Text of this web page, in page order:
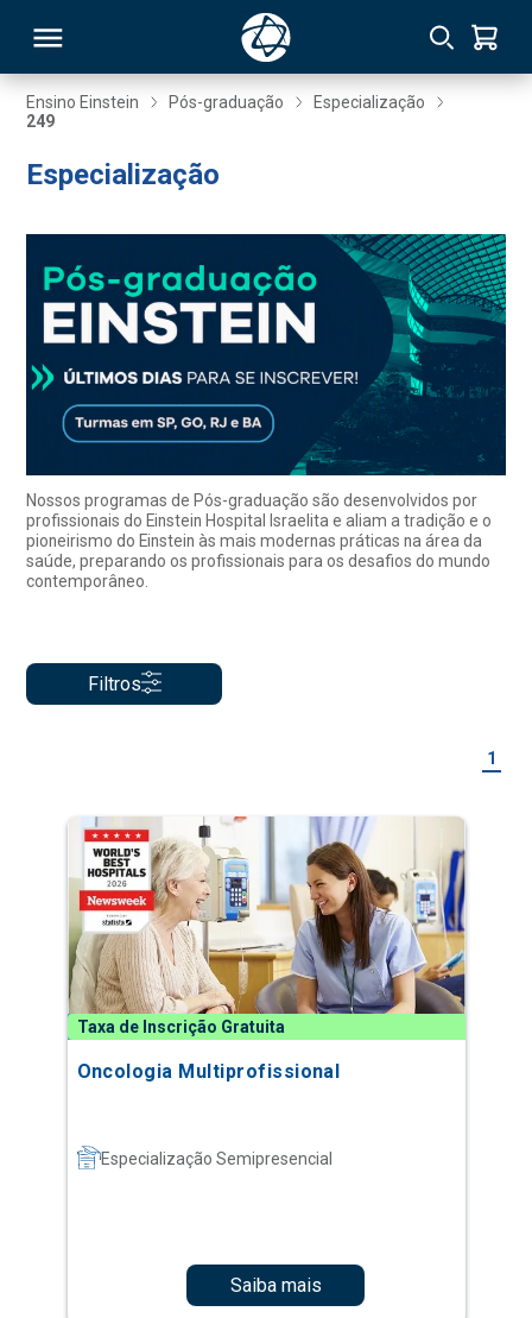
Ensino Einstein Pós-graduação
Especialização
249
Especialização
Nossos programas de Pós-graduação são desenvolvidos por
profissionais do Einstein Hospital Israelita e aliam a tradição e o
pioneirismo do Einstein às mais modernas práticas na área da
saúde, preparando os profissionais para os desafios do mundo
contemporâneo.
Filtros
1
Taxa de Inscrição Gratuita
Oncologia Multiprofissional
Especialização Semipresencial
Saiba mais